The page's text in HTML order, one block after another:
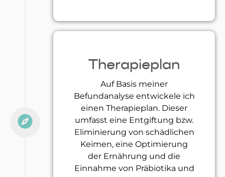
Therapieplan
Auf Basis meiner
Befundanalyse entwickele ich
einen Therapieplan. Dieser
umfasst eine Entgiftung bzw.
Eliminierung von schädlichen
Keimen, eine Optimierung
der Ernährung und die
Einnahme von Präbiotika und